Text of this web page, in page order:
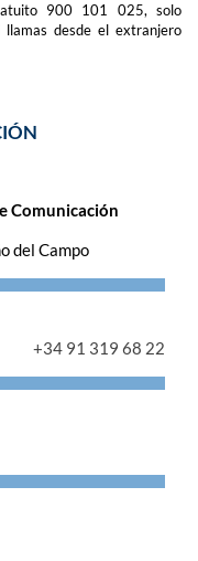
900 101 025, solo
llamas desde el extranjero
Comunicación
del Campo
+34 91 319 68 22